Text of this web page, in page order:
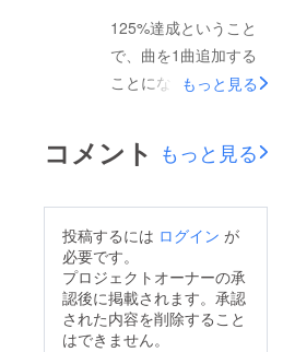
か絵師さんとか決まっ
てないけど出せるよう
に進めるので待ってて
ストを公開します♡♡
ラ描き下ろしてくれま
した。カワイ
イ！！！！！！！！ア
クキーはCFで対象の
リターンを選択してく
れている方限定ですが
125%達成ということ
で、曲を1曲追加する
ことになりました～～
とうございます！曲は
以前から気になってい
た♡ぴこぴこ可愛い、
エレクトロ系の曲を作
られている方で、とっ
ても楽しくなるような
もっと見る
コメント もっと見る
投稿するには ログイン が
必要です。
プロジェクトオーナーの承
認後に掲載されます。承認
された内容を削除すること
はできません。